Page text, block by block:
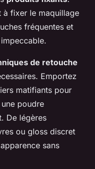
à fixer le maquillage
fréquentes et
de retouche
Emportez
matifiants pour
poudre
De légères
ou gloss discret
sans